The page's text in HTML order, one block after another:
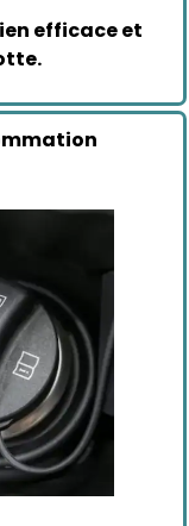
efficace et